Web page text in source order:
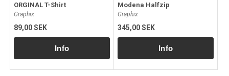
ORGINAL T-Shirt
Graphix
89,00 SEK
Modena Halfzip
Graphix
345,00 SEK